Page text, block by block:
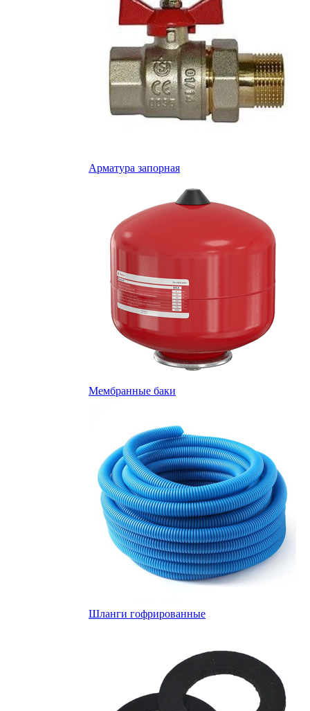
Арматура запорная
Мембранные баки
Шланги гофрированные